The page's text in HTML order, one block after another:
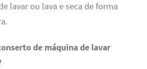
lavar ou lava e seca de forma
de máquina de lavar